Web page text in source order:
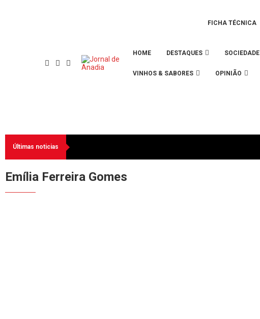
FICHA TÉCNICA
HOME DESTAQUES SOCIEDADE
VINHOS & SABORES OPINIÃO
Últimas noticias
Emília Ferreira Gomes